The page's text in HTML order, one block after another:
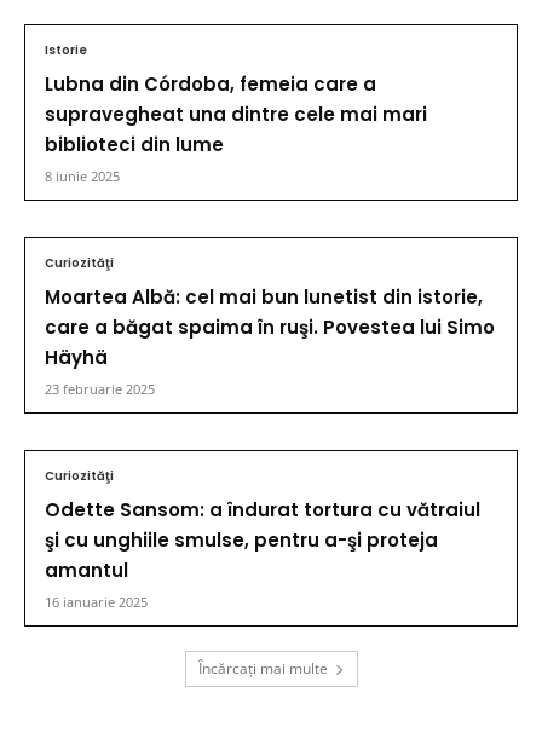
Istorie
Lubna din Córdoba, femeia care a
supravegheat una dintre cele mai mari
biblioteci din lume
8 iunie 2025
Curiozităţi
Moartea Albă: cel mai bun lunetist din istorie,
care a băgat spaima în ruşi. Povestea lui Simo
Häyhä
23 februarie 2025
Curiozităţi
Odette Sansom: a îndurat tortura cu vătraiul
şi cu unghiile smulse, pentru a-şi proteja
amantul
16 ianuarie 2025
Încărcați mai multe